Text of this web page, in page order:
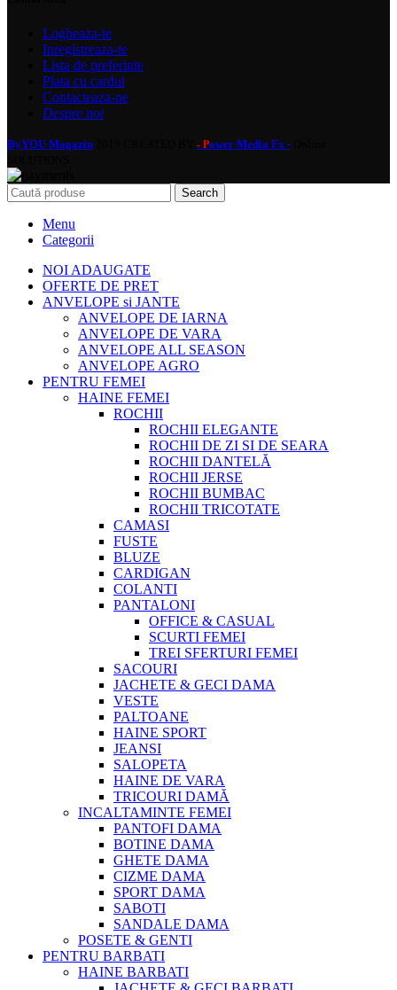
Logheaza-te
Inregistreaza-te
Lista de preferinte
Plata cu cardul
Contacteaza-ne
Despre noi
ByYOU Magazin - Power Media Fx -
Search
Menu
Categorii
NOI ADAUGATE
OFERTE DE PRET
ANVELOPE si JANTE
ANVELOPE DE IARNA
ANVELOPE DE VARA
ANVELOPE ALL SEASON
ANVELOPE AGRO
PENTRU FEMEI
HAINE FEMEI
ROCHII
ROCHII ELEGANTE
ROCHII DE ZI SI DE SEARA
ROCHII DANTELĂ
ROCHII JERSE
ROCHII BUMBAC
ROCHII TRICOTATE
CAMASI
FUSTE
BLUZE
CARDIGAN
COLANTI
PANTALONI
OFFICE & CASUAL
SCURTI FEMEI
TREI SFERTURI FEMEI
SACOURI
JACHETE & GECI DAMA
VESTE
PALTOANE
HAINE SPORT
JEANSI
SALOPETA
HAINE DE VARA
TRICOURI DAMĂ
INCALTAMINTE FEMEI
PANTOFI DAMA
BOTINE DAMA
GHETE DAMA
CIZME DAMA
SPORT DAMA
SABOTI
SANDALE DAMA
POSETE & GENTI
PENTRU BARBATI
HAINE BARBATI